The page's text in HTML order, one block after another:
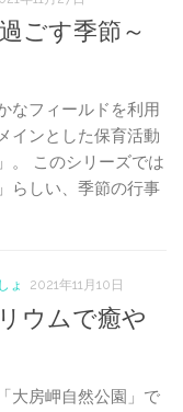
ごす季節～
なフィールドを利用
インとした保育活動
。 このシリーズでは
らしい、季節の行事
ょ 2021年11月10日
ウムで癒や
大房岬自然公園」で